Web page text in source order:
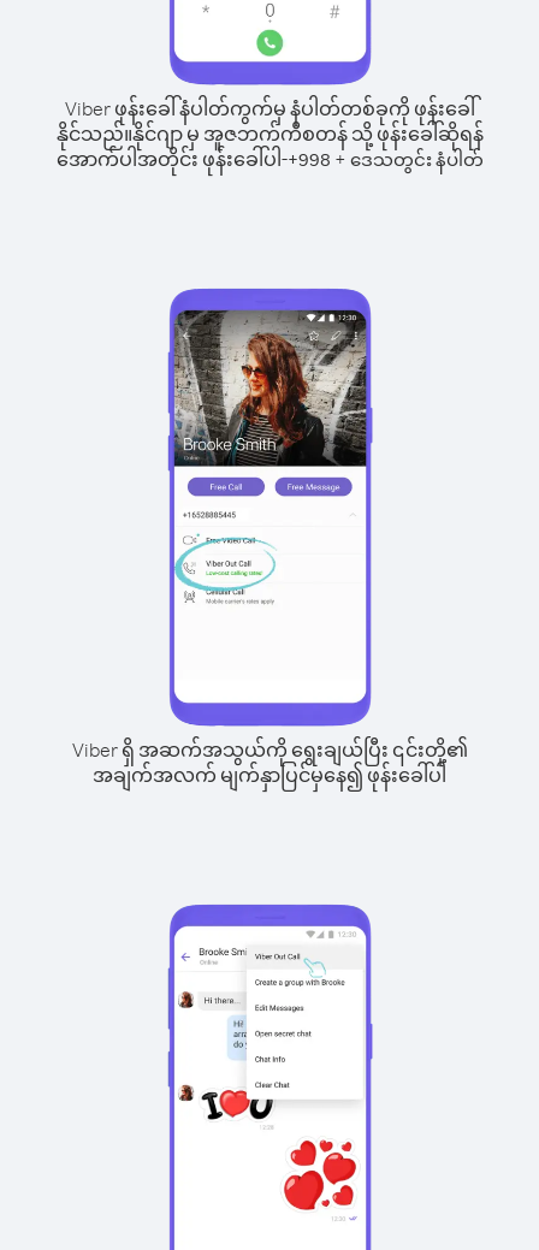
Viber ဖုန်းခေါ်နံပါတ်ကွက်မှ နံပါတ်တစ်ခုကို ဖုန်းခေါ်
နိုင်သည်။နိုင်ဂျာ မှ အူဇဘက်ကီစတန် သို့ ဖုန်းခေါ်ဆိုရန်
အောက်ပါအတိုင်း ဖုန်းခေါ်ပါ-+998 + ဒေသတွင်း နံပါတ်
Viber ရှိ အဆက်အသွယ်ကို ရွေးချယ်ပြီး ၎င်းတို့၏
အချက်အလက် မျက်နှာပြင်မှနေ၍ ဖုန်းခေါ်ပါ